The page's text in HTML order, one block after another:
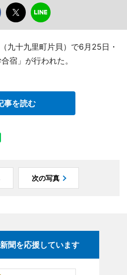
九十九里町片貝）で6月25日・
宿」が行われた。
事を読む
次の写真
聞を応援しています